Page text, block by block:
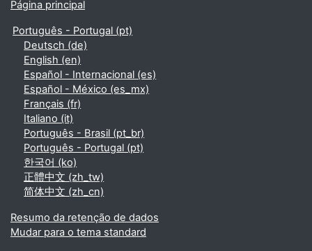
Página principal
Português - Portugal ‎(pt)‎
Deutsch ‎(de)‎
English ‎(en)‎
Español - Internacional ‎(es)‎
Español - México ‎(es_mx)‎
Français ‎(fr)‎
Italiano ‎(it)‎
Português - Brasil ‎(pt_br)‎
Português - Portugal ‎(pt)‎
한국어 ‎(ko)‎
正體中文 ‎(zh_tw)‎
简体中文 ‎(zh_cn)‎
Resumo da retenção de dados
Mudar para o tema standard